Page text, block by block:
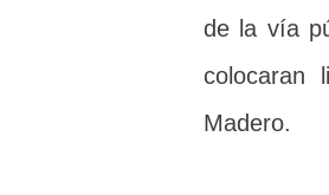
de la vía
colocaran
Madero.